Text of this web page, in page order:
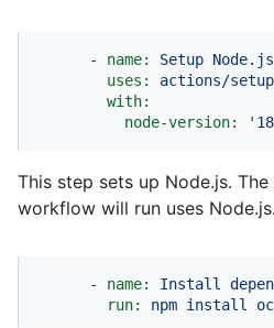
- name: Setup Node.js
uses:
actions/setup-
with:
node-version:
This step sets up Node.js.
workflow will run uses Node.js.
- name: Install
run:
npm install